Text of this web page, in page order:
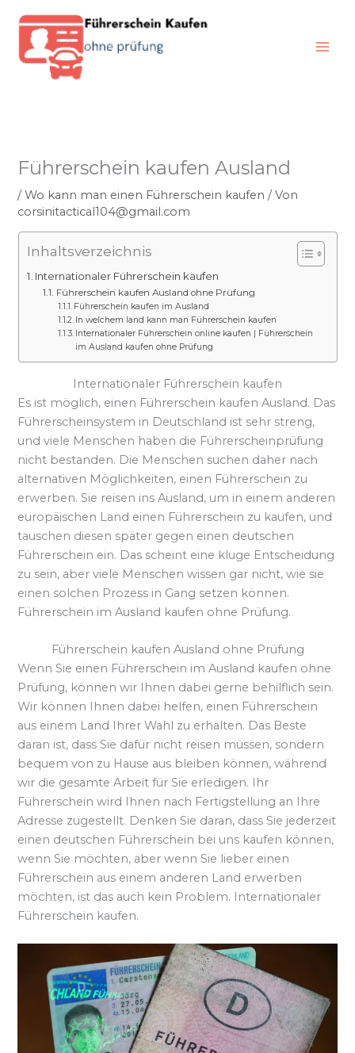
Inhalt
springen
Führerschein kaufen Ausland
/Wo kann man einen Führerschein kaufen / Von
corsinitactical104@gmail.com
Inhaltsverzeichnis
Internationaler Führerschein kaufen
Führerschein kaufen Ausland ohne Prüfung
Führerschein kaufen im Ausland
In welchem land kann man Führerschein kaufen
Internationaler Führerschein online kaufen | Führerschein
im Ausland kaufen ohne Prüfung
Internationaler Führerschein kaufen
Es ist möglich, einen Führerschein kaufen Ausland. Das
Führerscheinsystem in Deutschland ist sehr streng,
und viele Menschen haben die Führerscheinprüfung
nicht bestanden. Die Menschen suchen daher nach
alternativen Möglichkeiten, einen Führerschein zu
erwerben. Sie reisen ins Ausland, um in einem anderen
europäischen Land einen Führerschein zu kaufen, und
tauschen diesen später gegen einen deutschen
Führerschein ein. Das scheint eine kluge Entscheidung
zu sein, aber viele Menschen wissen gar nicht, wie sie
einen solchen Prozess in Gang setzen können.
Führerschein im Ausland kaufen ohne Prüfung.
Führerschein kaufen Ausland ohne Prüfung
Wenn Sie einen Führerschein im Ausland kaufen ohne
Prüfung, können wir Ihnen dabei gerne behilflich sein.
Wir können Ihnen dabei helfen, einen Führerschein
aus einem Land Ihrer Wahl zu erhalten. Das Beste
daran ist, dass Sie dafür nicht reisen müssen, sondern
bequem von zu Hause aus bleiben können, während
wir die gesamte Arbeit für Sie erledigen. Ihr
Führerschein wird Ihnen nach Fertigstellung an Ihre
Adresse zugestellt. Denken Sie daran, dass Sie jederzeit
einen deutschen Führerschein bei uns kaufen können,
wenn Sie möchten, aber wenn Sie lieber einen
Führerschein aus einem anderen Land erwerben
möchten, ist das auch kein Problem. Internationaler
Führerschein kaufen.